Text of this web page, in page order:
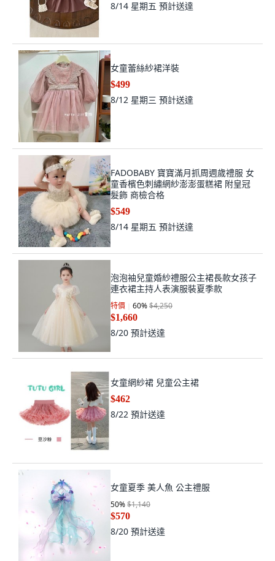
8/14 星期五 預計送達
女童蕾絲紗裙洋裝
$499
8/12 星期三 預計送達
FADOBABY 寶寶滿月抓周週歲禮服 女
童香檳色刺繡網紗澎澎蛋糕裙 附皇冠
髮飾 商檢合格
$549
8/14 星期五 預計送達
泡泡袖兒童婚紗禮服公主裙長款女孩子
連衣裙主持人表演服裝夏季款
特價 60%$4,250
$1,660
8/20 預計送達
女童網紗裙 兒童公主裙
$462
8/22 預計送達
女童夏季 美人魚 公主禮服
50%$1,140
$570
8/20 預計送達